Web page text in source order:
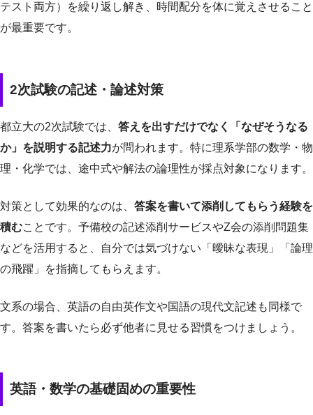
テスト両方）を繰り返し解き、時間配分を体に覚えさせること
が最重要です。
2次試験の記述・論述対策
都立大の2次試験では、 答えを出すだけでなく「なぜそうなる
か」を説明する記述力が問われます。特に理系学部の数学・物
理・化学では、途中式や解法の論理性が採点対象になります。
対策として効果的なのは、 答案を書いて添削してもらう経験を
積むことです。予備校の記述添削サービスやZ会の添削問題集
などを活用すると、自分では気づけない「曖昧な表現」「論理
の飛躍」を指摘してもらえます。
文系の場合、英語の自由英作文や国語の現代文記述も同様で
す。答案を書いたら必ず他者に見せる習慣をつけましょう。
英語・数学の基礎固めの重要性